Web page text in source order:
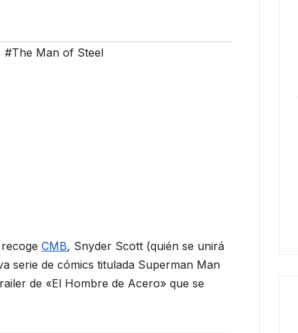
#The Man of Steel
CMB, Snyder Scott (quién se unirá
serie de cómics titulada Superman Man
de «El Hombre de Acero» que se